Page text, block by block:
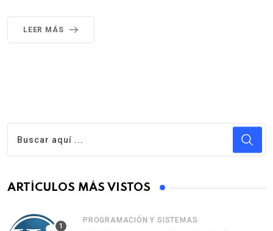
LEER MÁS
ARTÍCULOS MÁS VISTOS
PROGRAMACIÓN Y SISTEMAS